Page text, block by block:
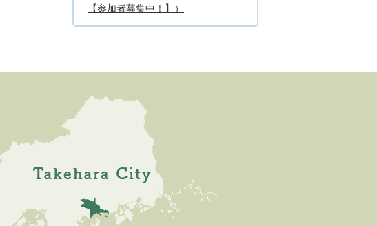
【参加者募集中！】）